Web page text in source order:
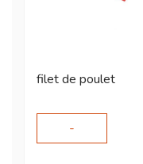
filet de poulet
-